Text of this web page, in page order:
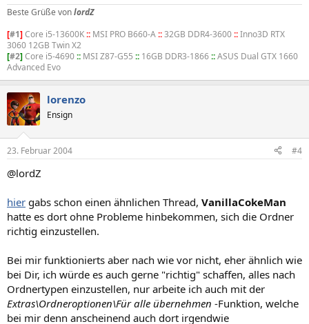
Beste Grüße vonlordZ
[#1]Core i5-13600K:: MSI PRO B660-A::32GB DDR4-3600::Inno3D RTX
3060 12GB Twin X2
[#2]Core i5-4690:: MSI Z87-G55 :: 16GB DDR3-1866::ASUS Dual GTX 1660
Advanced Evo
lorenzo
Ensign
23. Februar 2004 #4
@lordZ
hier gabs schon einen ähnlichen Thread, VanillaCokeMan
hatte es dort ohne Probleme hinbekommen, sich die Ordner
richtig einzustellen.
Bei mir funktionierts aber nach wie vor nicht, eher ähnlich wie
bei Dir, ich würde es auch gerne "richtig" schaffen, alles nach
Ordnertypen einzustellen, nur arbeite ich auch mit der
Extras\Ordneroptionen\Für alle übernehmen -Funktion, welche
bei mir denn anscheinend auch dort irgendwie